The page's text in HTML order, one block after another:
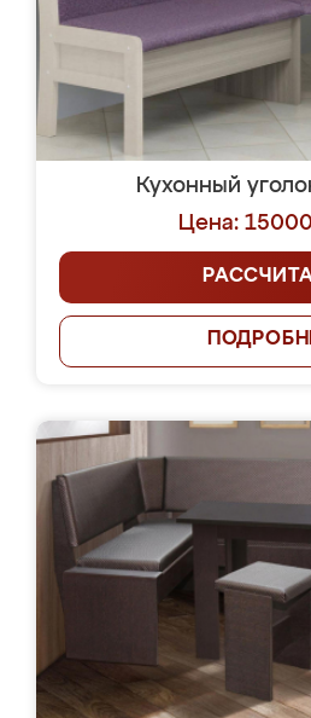
Кухонный
Цена: